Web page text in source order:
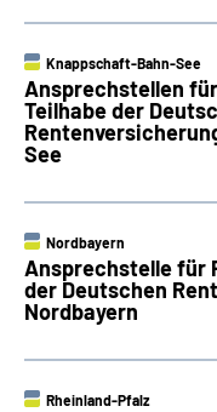
Knappschaft-Bahn-See
Ansprechstellen
Teilhabe der
See
Nordbayern
Ansprechstelle für
der Deutschen
Nordbayern
Rheinland-Pfalz